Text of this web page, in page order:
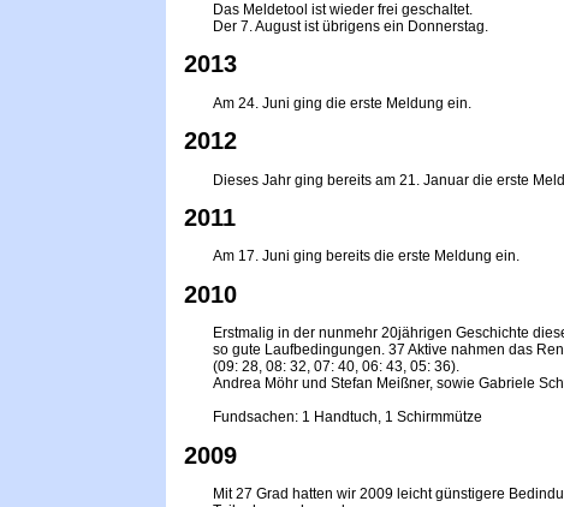
Das Meldetool ist wieder frei geschaltet.
Der 7. August ist übrigens ein Donnerstag.
2013
Am 24. Juni ging die erste Meldung ein.
2012
Dieses Jahr ging bereits am 21. Januar die erste
2011
Am 17. Juni ging bereits die erste Meldung ein.
2010
Erstmalig in der nunmehr 20jährigen Geschichte
so gute Laufbedingungen. 37 Aktive nahmen das
(09: 28, 08: 32, 07: 40, 06: 43, 05: 36).
Andrea Möhr und Stefan Meißner, sowie Gabriele
Fundsachen: 1 Handtuch, 1 Schirmmütze
2009
Mit 27 Grad hatten wir 2009 leicht günstigere